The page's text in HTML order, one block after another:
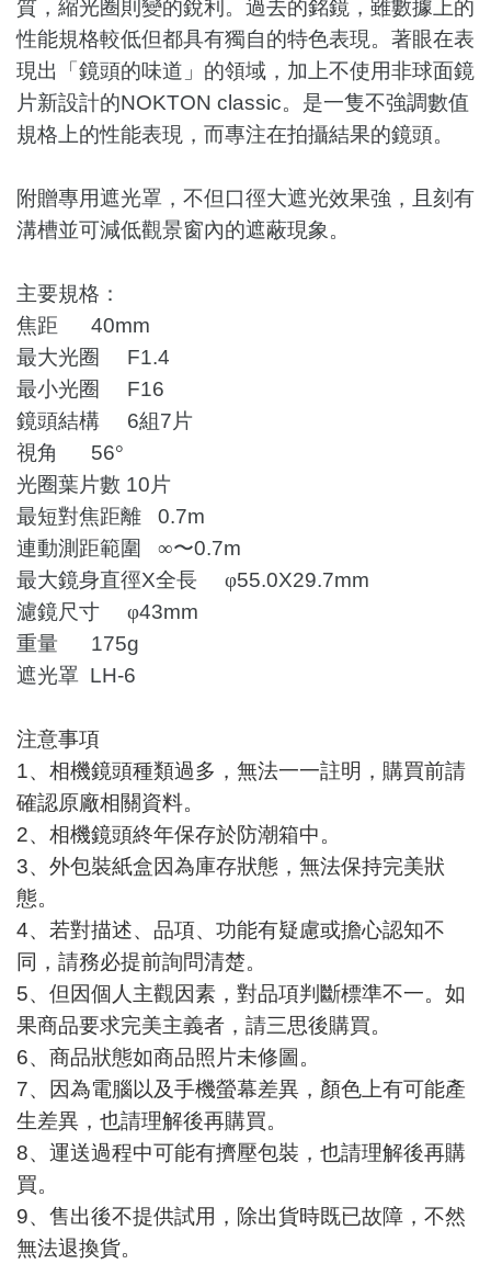
質，縮光圈則變的銳利。過去的銘鏡，雖數據上的
性能規格較低但都具有獨自的特色表現。著眼在表
現出「鏡頭的味道」的領域，加上不使用非球面鏡
片新設計的NOKTON classic。是一隻不強調數值
規格上的性能表現，而專注在拍攝結果的鏡頭。
附贈專用遮光罩，不但口徑大遮光效果強，且刻有
溝槽並可減低觀景窗內的遮蔽現象。
主要規格：
焦距 40mm
最大光圈 F1.4
最小光圈 F16
鏡頭結構 6組7片
視角 56°
光圈葉片數 10片
最短對焦距離 0.7m
連動測距範圍 ∞〜0.7m
最大鏡身直徑X全長 φ55.0X29.7mm
濾鏡尺寸 φ43mm
重量 175g
遮光罩 LH-6
注意事項
1、相機鏡頭種類過多，無法一一註明，購買前請
確認原廠相關資料。
2、相機鏡頭終年保存於防潮箱中。
3、外包裝紙盒因為庫存狀態，無法保持完美狀
態。
4、若對描述、品項、功能有疑慮或擔心認知不
同，請務必提前詢問清楚。
5、但因個人主觀因素，對品項判斷標準不一。如
果商品要求完美主義者，請三思後購買。
6、商品狀態如商品照片未修圖。
7、因為電腦以及手機螢幕差異，顏色上有可能產
生差異，也請理解後再購買。
8、運送過程中可能有擠壓包裝，也請理解後再購
買。
9、售出後不提供試用，除出貨時既已故障，不然
無法退換貨。